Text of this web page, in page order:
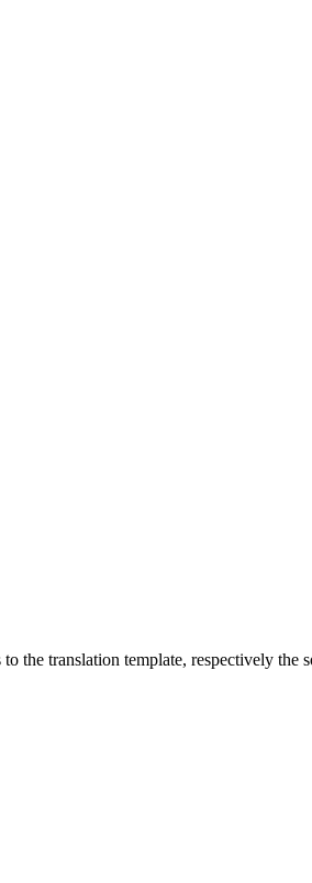
the translation template, respectively the